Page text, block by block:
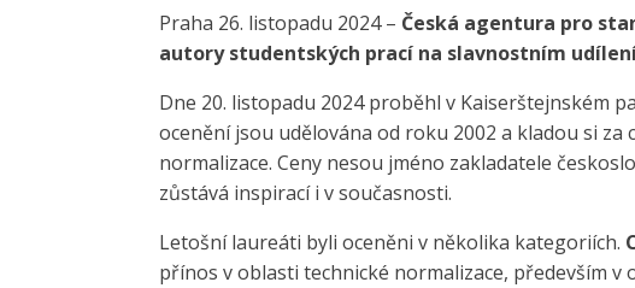
Praha 26. listopadu 2024 – Česká agentura pro
autory studentských prací na slavnostním
Dne 20. listopadu 2024 proběhl v Kaiserštejnském
ocenění jsou udělována od roku 2002 a kladou si
normalizace. Ceny nesou jméno zakladatele
zůstává inspirací i v současnosti.
Letošní laureáti byli oceněni v několika kategoriích.
přínos v oblasti technické normalizace, především